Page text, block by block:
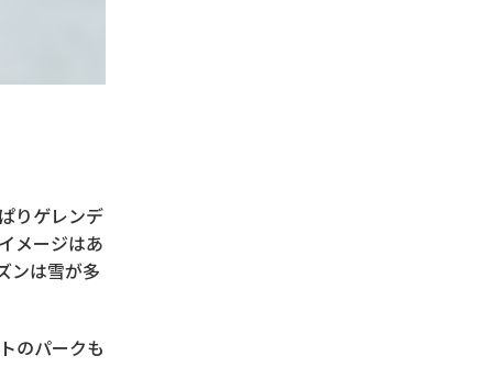
りゲレンデ
メージはあ
ンは雪が多
のパークも